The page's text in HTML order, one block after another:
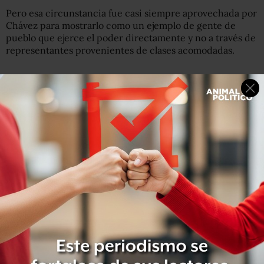
Pero esa circunstancia fue casi siempre aprovechada por
Chávez para mostrarlo como un ejemplo de gente de
pueblo que ejerce el poder directamente y no a través de
representantes provenientes de clases acomodadas.
“Mira donde va Nicolás, de autobusero (a
vicepresidente). Nicolás era conductor de autobús en el
Metro y cómo se burla de él la burguesía por eso”, decía
Chávez poco después de ganar esas elecciones.
“Tremendo canciller”, exclamó en el acto solemne con
motivo del 201 aniversario de la independencia.
Sin embargo, Maduro también ha tenido momentos
“poco diplomáticos” en los que pareció perder su
compostura tranquila, como cuando llamó “funcionarillo”
al subsecretario de Estado de EE.UU. John Negroponte.
Y aunque en política interna también es tenido por uno